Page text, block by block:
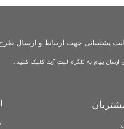
پشتیبانی جهت ارتباط و ارسال طرح
ارسال پیام به تلگرام لیت آرت کلیک کنید...